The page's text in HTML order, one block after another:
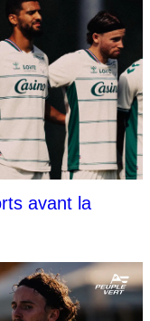
avant la